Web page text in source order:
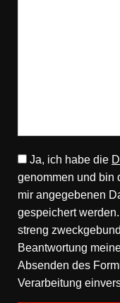
Ja, ich habe die
genommen und bin
mir angegebenen
gespeichert
streng
Beantwortung
Absenden des
Verarbeitung